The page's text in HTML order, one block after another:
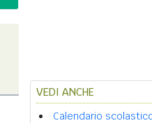
VEDI ANCHE
Calendario